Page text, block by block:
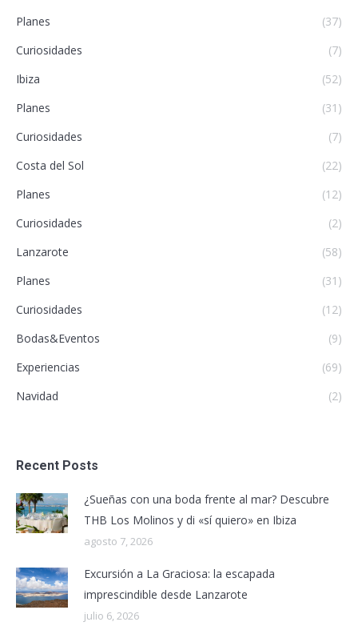
Planes
(37)
Curiosidades
(7)
Ibiza
(52)
Planes
(31)
Curiosidades
(7)
Costa del Sol
(22)
Planes
(12)
Curiosidades
(2)
Lanzarote
(58)
Planes
(31)
Curiosidades
(12)
Bodas&Eventos
(9)
Experiencias
(69)
Navidad
(2)
Recent Posts
¿Sueñas con una boda frente al mar? Descubre
THB Los Molinos y di «sí quiero» en Ibiza
agosto 7, 2026
Excursión a La Graciosa: la escapada
imprescindible desde Lanzarote
julio 6, 2026